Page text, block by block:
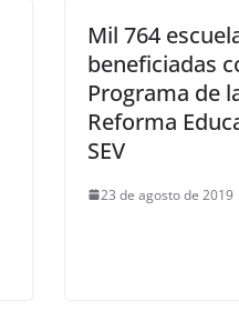
Mil 764
beneficiadas
Programa de
Reforma
SEV
23 de agosto de 2019